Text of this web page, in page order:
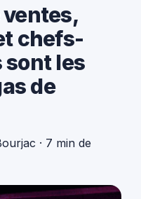
chefs-
sont les
de
· 7 min de